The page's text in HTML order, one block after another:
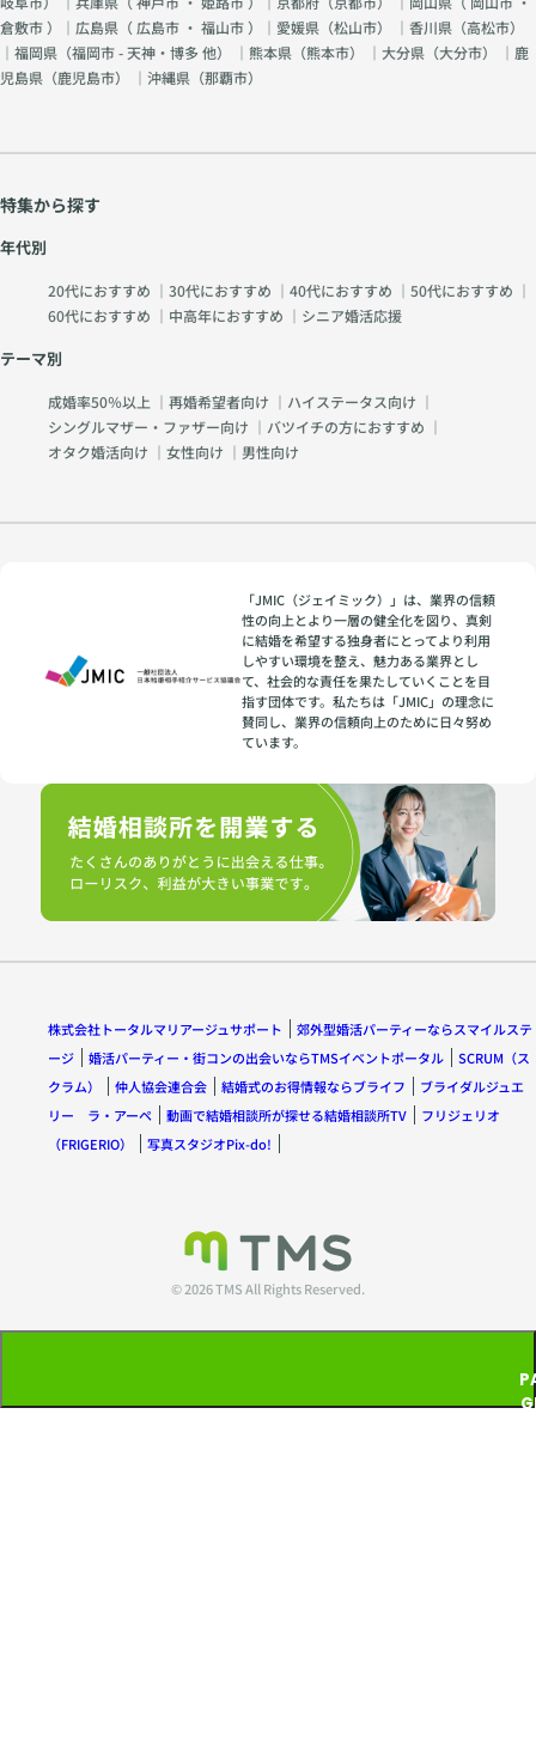
倉敷市）｜広島県（ 広島市 ・ 福山市）｜愛媛県（松山市） ｜香川県（高松市）
｜福岡県（福岡市 - 天神・博多 他） ｜熊本県（熊本市） ｜大分県（大分市） ｜鹿
児島県（鹿児島市） ｜沖縄県（那覇市）
特集から探す
年代別
20代におすすめ ｜ 30代におすすめ ｜ 40代におすすめ ｜ 50代におすすめ ｜
60代におすすめ ｜ 中高年におすすめ ｜ シニア婚活応援
テーマ別
成婚率50％以上 ｜ 再婚希望者向け ｜ ハイステータス向け ｜
シングルマザー・ファザー向け ｜ バツイチの方におすすめ ｜
オタク婚活向け ｜ 女性向け ｜ 男性向け
「JMIC（ジェイミック）」は、業界の信頼
性の向上とより一層の健全化を図り、真剣
に結婚を希望する独身者にとってより利用
しやすい環境を整え、魅力ある業界とし
て、社会的な責任を果たしていくことを目
指す団体です。私たちは「JMIC」の理念に
賛同し、業界の信頼向上のために日々努め
ています。
株式会社トータルマリアージュサポート
郊外型婚活パーティーならスマイルステ
ージ
婚活パーティー・街コンの出会いならTMSイベントポータル
SCRUM（ス
クラム）
仲人協会連合会 結婚式のお得情報ならブライフ
ブライダルジュエ
リー ラ・アーペ
動画で結婚相談所が探せる結婚相談所TV
フリジェリオ
（FRIGERIO）
写真スタジオPix-do!
© 2026 TMS All Rights Reserved.